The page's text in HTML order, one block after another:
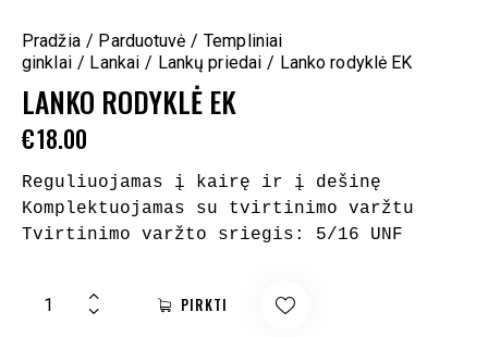
Pradžia Parduotuvė
Templiniai
ginklai
Lankai Lankų priedai Lanko rodyklė EK
LANKO RODYKLĖ EK
€18.00
Reguliuojamas į kairę ir į dešinę
Komplektuojamas su tvirtinimo varžtu
Tvirtinimo varžto sriegis: 5/16 UNF
PIRKTI